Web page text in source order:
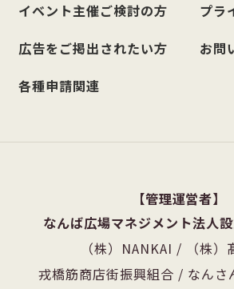
イベント主催ご検討の方
広告をご掲出されたい方
各種申請関連
プラ
お問
管理運営者
なんば広場マネジメント法人
（株）NANKAI / （株
戎橋筋商店街振興組合 / なんさ